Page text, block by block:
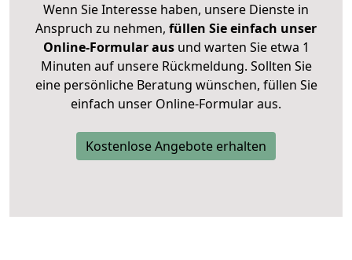
Wenn Sie Interesse haben, unsere Dienste in
Anspruch zu nehmen, füllen Sie einfach unser
Online-Formular ausund warten Sie etwa 1
Minuten auf unsere Rückmeldung. Sollten Sie
eine persönliche Beratung wünschen, füllen Sie
einfach unser Online-Formular aus.
Kostenlose Angebote erhalten